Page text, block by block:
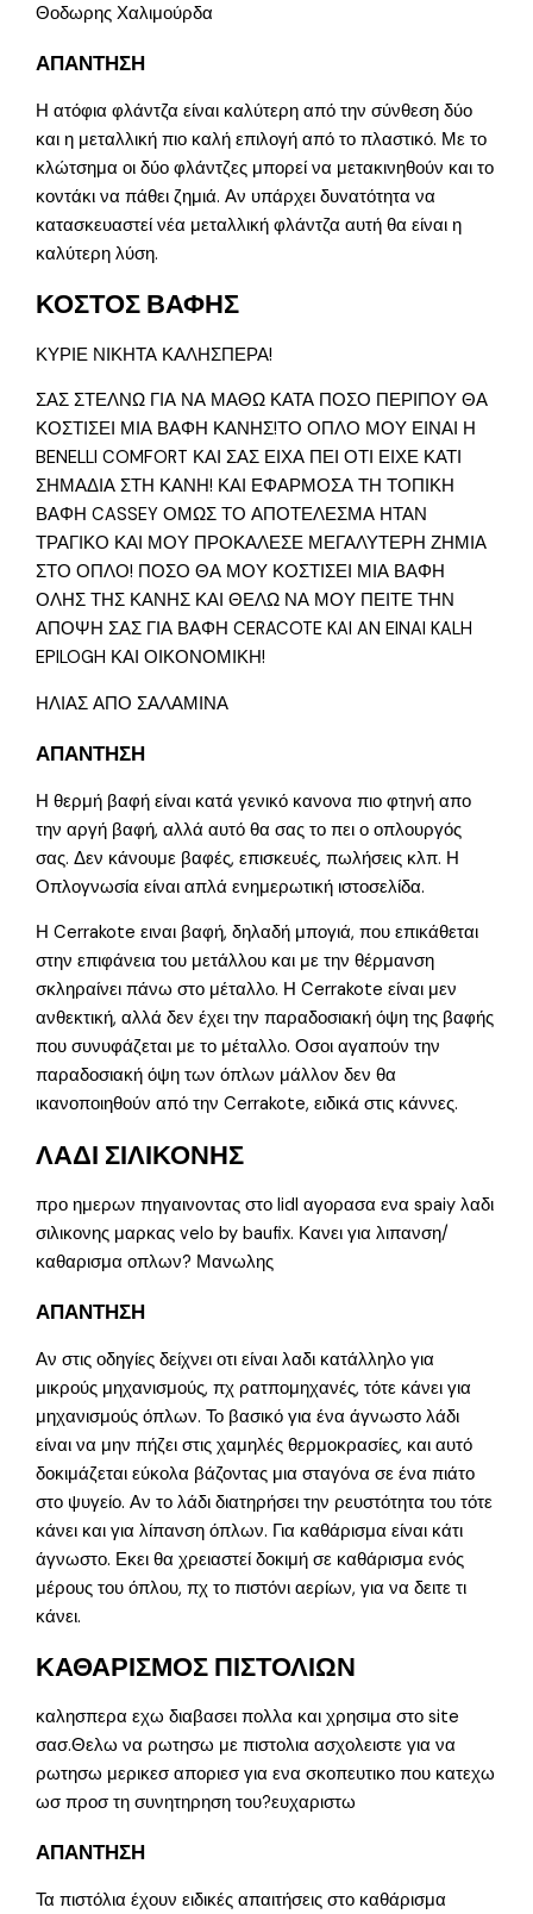
Θοδωρης Χαλιμούρδα
ΑΠΑΝΤΗΣΗ
Η ατόφια φλάντζα είναι καλύτερη από την σύνθεση δύο
και η μεταλλική πιο καλή επιλογή από το πλαστικό. Με το
κλώτσημα οι δύο φλάντζες μπορεί να μετακινηθούν και το
κοντάκι να πάθει ζημιά. Αν υπάρχει δυνατότητα να
κατασκευαστεί νέα μεταλλική φλάντζα αυτή θα είναι η
καλύτερη λύση.
ΚΟΣΤΟΣ ΒΑΦΗΣ
ΚΥΡΙΕ ΝΙΚΗΤΑ ΚΑΛΗΣΠΕΡΑ!
ΣΑΣ ΣΤΕΛΝΩ ΓΙΑ ΝΑ ΜΑΘΩ ΚΑΤΑ ΠΟΣΟ ΠΕΡΙΠΟΥ ΘΑ
ΚΟΣΤΙΣΕΙ ΜΙΑ ΒΑΦΗ ΚΑΝΗΣ!ΤΟ ΟΠΛΟ ΜΟΥ ΕΙΝΑΙ Η
BENELLI COMFORT ΚΑΙ ΣΑΣ ΕΙΧΑ ΠΕΙ ΟΤΙ ΕΙΧΕ ΚΑΤΙ
ΣΗΜΑΔΙΑ ΣΤΗ ΚΑΝΗ! ΚΑΙ ΕΦΑΡΜΟΣΑ ΤΗ ΤΟΠΙΚΗ
ΒΑΦΗ CASSEY ΟΜΩΣ ΤΟ ΑΠΟΤΕΛΕΣΜΑ ΗΤΑΝ
ΤΡΑΓΙΚΟ ΚΑΙ ΜΟΥ ΠΡΟΚΑΛΕΣΕ ΜΕΓΑΛΥΤΕΡΗ ΖΗΜΙΑ
ΣΤΟ ΟΠΛΟ! ΠΟΣΟ ΘΑ ΜΟΥ ΚΟΣΤΙΣΕΙ ΜΙΑ ΒΑΦΗ
ΟΛΗΣ ΤΗΣ ΚΑΝΗΣ ΚΑΙ ΘΕΛΩ ΝΑ ΜΟΥ ΠΕΙΤΕ ΤΗΝ
ΑΠΟΨΗ ΣΑΣ ΓΙΑ ΒΑΦΗ CERACOTE KAI AN EINAI KALH
EPILOGH ΚΑΙ ΟΙΚΟΝΟΜΙΚΗ!
ΗΛΙΑΣ ΑΠΟ ΣΑΛΑΜΙΝΑ
ΑΠΑΝΤΗΣΗ
Η θερμή βαφή είναι κατά γενικό κανονα πιο φτηνή απο
την αργή βαφή, αλλά αυτό θα σας το πει ο οπλουργός
σας. Δεν κάνουμε βαφές, επισκευές, πωλήσεις κλπ. Η
Οπλογνωσία είναι απλά ενημερωτική ιστοσελίδα.
Η Cerrakote ειναι βαφή, δηλαδή μπογιά, που επικάθεται
στην επιφάνεια του μετάλλου και με την θέρμανση
σκληραίνει πάνω στο μέταλλο. Η Cerrakote είναι μεν
ανθεκτική, αλλά δεν έχει την παραδοσιακή όψη της βαφής
που συνυφάζεται με το μέταλλο. Οσοι αγαπούν την
παραδοσιακή όψη των όπλων μάλλον δεν θα
ικανοποιηθούν από την Cerrakote, ειδικά στις κάννες.
ΛΑΔΙ ΣΙΛΙΚΟΝΗΣ
προ ημερων πηγαινοντας στο lidl αγορασα ενα spaiy λαδι
σιλικονης μαρκας velo by baufix. Κανει για λιπανση/
καθαρισμα οπλων? Μανωλης
ΑΠΑΝΤΗΣΗ
Αν στις οδηγίες δείχνει οτι είναι λαδι κατάλληλο για
μικρούς μηχανισμούς, πχ ρατπομηχανές, τότε κάνει για
μηχανισμούς όπλων. Το βασικό για ένα άγνωστο λάδι
είναι να μην πήζει στις χαμηλές θερμοκρασίες, και αυτό
δοκιμάζεται εύκολα βάζοντας μια σταγόνα σε ένα πιάτο
στο ψυγείο. Αν το λάδι διατηρήσει την ρευστότητα του τότε
κάνει και για λίπανση όπλων. Για καθάρισμα είναι κάτι
άγνωστο. Εκει θα χρειαστεί δοκιμή σε καθάρισμα ενός
μέρους του όπλου, πχ το πιστόνι αερίων, για να δειτε τι
κάνει.
ΚΑΘΑΡΙΣΜΟΣ ΠΙΣΤΟΛΙΩΝ
καλησπερα εχω διαβασει πολλα και χρησιμα στο site
σασ.Θελω να ρωτησω με πιστολια ασχολειστε για να
ρωτησω μερικεσ αποριεσ για ενα σκοπευτικο που κατεχω
ωσ προσ τη συνητηρηση του?ευχαριστω
ΑΠΑΝΤΗΣΗ
Τα πιστόλια έχουν ειδικές απαιτήσεις στο καθάρισμα